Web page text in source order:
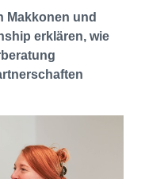
Makkonen und
erklären, wie